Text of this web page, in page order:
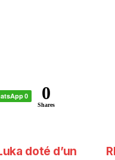
0 0
Shares
doté d’un